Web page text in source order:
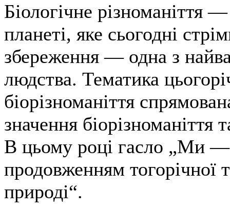
Біологічне різноманіття
планеті, яке сьогодні
збереження — одна з
людства. Тематика
біорізноманіття
значення біорізноманіття
В цьому році гасло „Ми
продовженням
природі“.